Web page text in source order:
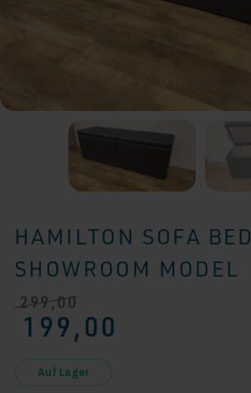
HAMILTON SOFA BED
SHOWROOM MODEL
299,00
Ursprünglicher
Preis
€ 299,00
199,00
Aktueller
Preis
€ 199,00.
Auf Lager